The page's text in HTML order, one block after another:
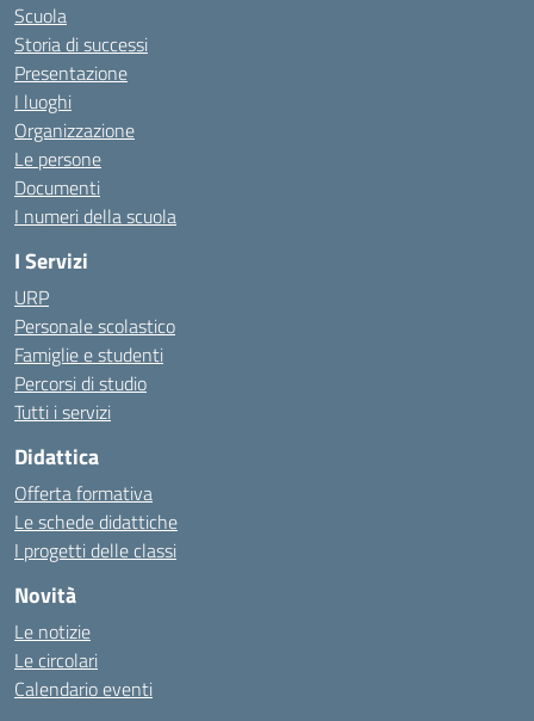
Scuola
Storia di successi
Presentazione
I luoghi
Organizzazione
Le persone
Documenti
I numeri della scuola
I Servizi
URP
Personale scolastico
Famiglie e studenti
Percorsi di studio
Tutti i servizi
Didattica
Offerta formativa
Le schede didattiche
I progetti delle classi
Novità
Le notizie
Le circolari
Calendario eventi